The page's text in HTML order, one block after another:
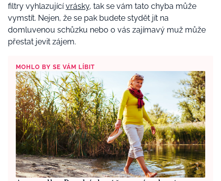
filtry vyhlazujícívrásky, tak se vám tato chyba může
vymstít. Nejen, že se pak budete stydět jít na
domluvenou schůzku nebo o vás zajímavý muž může
přestat jevit zájem.
MOHLO BY SE VÁM LÍBIT